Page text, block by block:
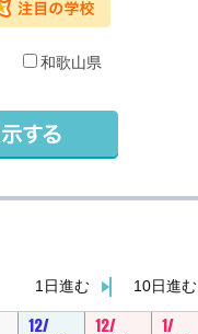
和歌山県
10日進む
1日進む
12/ 12/ 1/